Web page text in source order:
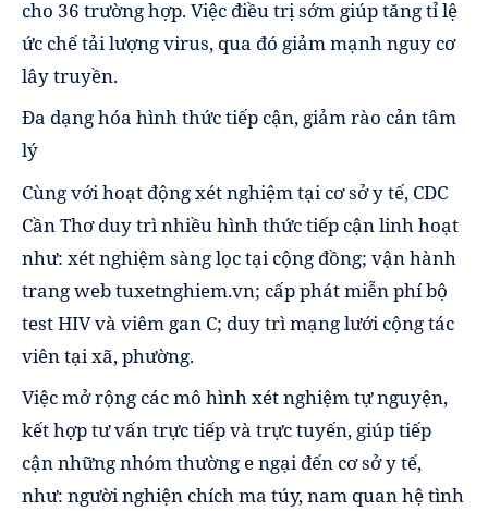
cho 36 trường hợp. Việc điều trị sớm giúp tăng tỉ lệ
ức chế tải lượng virus, qua đó giảm mạnh nguy cơ
lây truyền.
Đa dạng hóa hình thức tiếp cận, giảm rào cản tâm
lý
Cùng với hoạt động xét nghiệm tại cơ sở y tế, CDC
Cần Thơ duy trì nhiều hình thức tiếp cận linh hoạt
như: xét nghiệm sàng lọc tại cộng đồng; vận hành
trang web tuxetnghiem.vn; cấp phát miễn phí bộ
test HIV và viêm gan C; duy trì mạng lưới cộng tác
viên tại xã, phường.
Việc mở rộng các mô hình xét nghiệm tự nguyện,
kết hợp tư vấn trực tiếp và trực tuyến, giúp tiếp
cận những nhóm thường e ngại đến cơ sở y tế,
như: người nghiện chích ma túy, nam quan hệ tình